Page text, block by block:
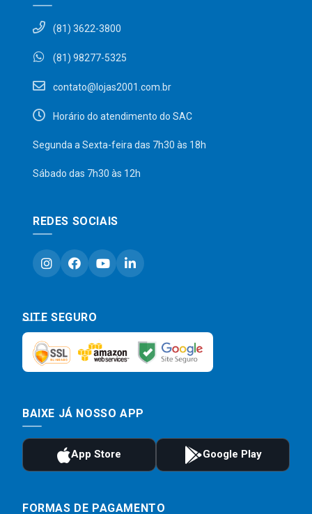
(81) 3622-3800
(81) 98277-5325
contato@lojas2001.com.br
Horário do atendimento do SAC
Segunda a Sexta-feira das 7h30 às 18h
Sábado das 7h30 às 12h
REDES SOCIAIS
SITE SEGURO
BAIXE JÁ NOSSO APP
FORMAS DE PAGAMENTO